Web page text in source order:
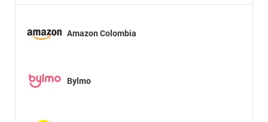
Amazon Colombia
Bylmo